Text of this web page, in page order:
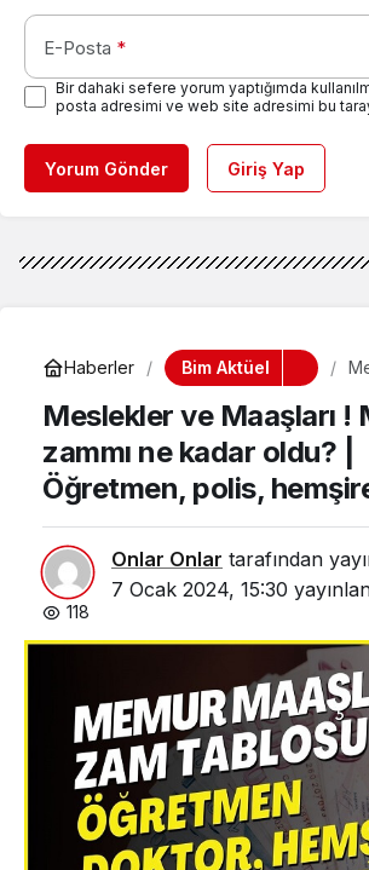
E-Posta *
Bir dahaki sefere yorum yaptığımda
posta adresimi ve web site adresimi bu
Yorum Gönder Giriş Yap
Haberler Bim Aktüel
Meslekler ve Maaşları !
zammı ne kadar oldu? |
Öğretmen, polis,
Onlar Onlar tarafından
7 Ocak 2024, 15:30
118